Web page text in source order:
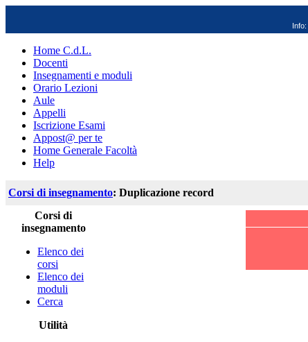
Info:
Home C.d.L.
Docenti
Insegnamenti e moduli
Orario Lezioni
Aule
Appelli
Iscrizione Esami
Appost@ per te
Home Generale Facoltà
Help
Corsi di insegnamento: Duplicazione record
Corsi di
insegnamento
Elenco dei
corsi
Elenco dei
moduli
Cerca
Utilità